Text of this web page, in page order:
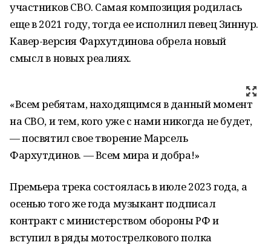
участников СВО. Самая композиция родилась
еще в 2021 году, тогда ее исполнил певец Зиннур.
Кавер-версия Фархутдинова обрела новый
смысл в новых реалиях.
«Всем ребятам, находящимся в данный момент
на СВО, и тем, кого уже с нами никогда не будет,
— посвятил свое творение Марсель
Фархутдинов. — Всем мира и добра!»
Премьера трека состоялась в июле 2023 года, а
осенью того же года музыкант подписал
контракт с министерством обороны РФ и
вступил в ряды мотострелкового полка